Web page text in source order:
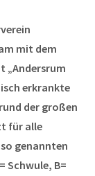
mit dem
„Andersrum
erkrankte
der großen
für alle
genannten
Schwule, B=